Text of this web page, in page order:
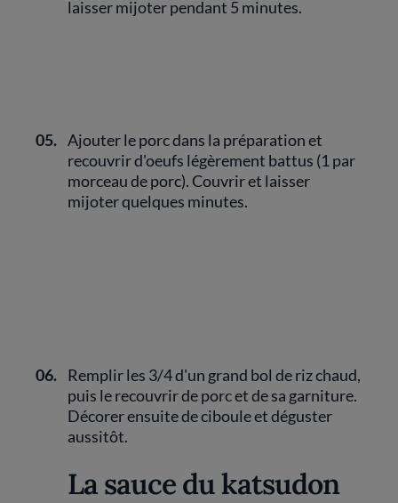
laisser mijoter pendant 5 minutes.
05. Ajouter le porc dans la préparation et
recouvrir d'oeufs légèrement battus (1 par
morceau de porc). Couvrir et laisser
mijoter quelques minutes.
06. Remplir les 3/4 d'un grand bol de riz chaud,
puis le recouvrir de porc et de sa garniture.
Décorer ensuite de ciboule et déguster
aussitôt.
La sauce du katsudon